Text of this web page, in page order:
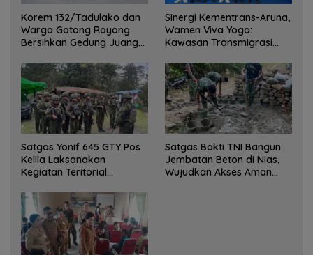
Korem 132/Tadulako dan
Warga Gotong Royong
Bersihkan Gedung Juang
Sinergi Kementrans-Aruna,
Wamen Viva Yoga:
Kawasan Transmigrasi
Ke Pasar Global
Satgas Yonif 645 GTY Pos
Kelila Laksanakan
Kegiatan Teritorial
Tokoh Adat dan Lurah
Satgas Bakti TNI Bangun
Jembatan Beton di Nias,
Wujudkan Akses Aman